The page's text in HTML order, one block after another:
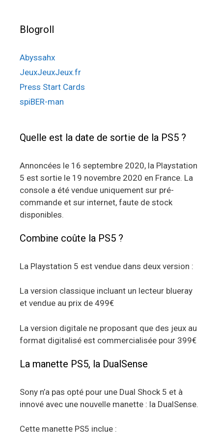
Blogroll
Abyssahx
JeuxJeuxJeux.fr
Press Start Cards
spiBER-man
Quelle est la date de sortie de la PS5 ?
Annoncées le 16 septembre 2020, la Playstation
5 est sortie le 19 novembre 2020 en France. La
console a été vendue uniquement sur pré-
commande et sur internet, faute de stock
disponibles.
Combine coûte la PS5 ?
La Playstation 5 est vendue dans deux version :
La version classique incluant un lecteur blueray
et vendue au prix de 499€
La version digitale ne proposant que des jeux au
format digitalisé est commercialisée pour 399€
La manette PS5, la DualSense
Sony n’a pas opté pour une Dual Shock 5 et à
innové avec une nouvelle manette : la DualSense.
Cette manette PS5 inclue :